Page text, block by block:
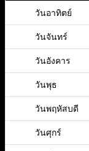
วันอาทิตย์
วันจันทร์
วันอังคาร
วันพุธ
วันพฤหัสบดี
วันศุกร์